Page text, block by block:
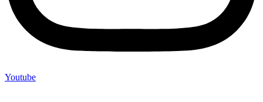
Youtube